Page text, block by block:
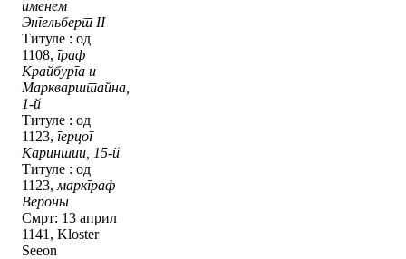
именем
Энгельберт II
Титуле : од
1108, граф
Крайбурга и
Маркварштайна,
1-й
Титуле : од
1123, герцог
Каринтии, 15-й
Титуле : од
1123, маркграф
Вероны
Смрт: 13 април
1141, Kloster
Seeon